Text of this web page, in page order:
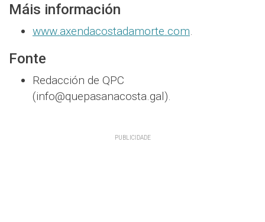
Máis información
www.axendacostadamorte.com.
Fonte
Redacción de QPC
(info@quepasanacosta.gal).